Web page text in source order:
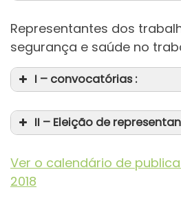
Representantes dos
segurança e saúde no
I – convocatórias :
II – Eleição de
Ver o calendário de
2018